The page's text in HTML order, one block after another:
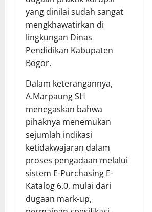
yang dinilai sudah sangat
mengkhawatirkan di
lingkungan Dinas
Pendidikan Kabupaten
Bogor.
Dalam keterangannya,
A.Marpaung SH
menegaskan bahwa
pihaknya menemukan
sejumlah indikasi
ketidakwajaran dalam
proses pengadaan melalui
sistem E-Purchasing E-
Katalog 6.0, mulai dari
dugaan mark-up,